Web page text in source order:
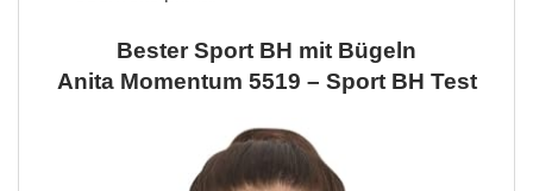
Bester Sport BH mit Bügeln
Anita Momentum 5519 – Sport BH Test